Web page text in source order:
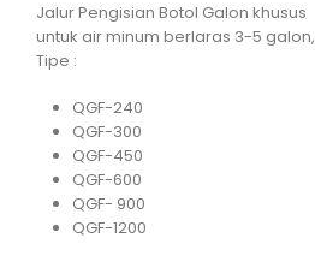
Jalur Pengisian Botol Galon khusus
untuk air minum berlaras 3-5 galon,
Tipe :
QGF-240
QGF-300
QGF-450
QGF-600
QGF- 900
QGF-1200